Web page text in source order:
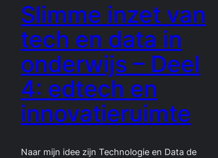
Slimme inzet van
tech en data in
onderwijs – Deel
4: edtech en
innovatieruimte
Naar mijn idee zijn Technologie en Data de